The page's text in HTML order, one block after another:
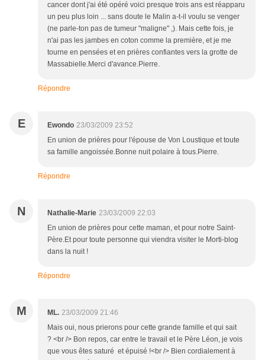
cancer dont j'ai été opéré voici presque trois ans est réapparu
un peu plus loin ... sans doute le Malin a-t-il voulu se venger
(ne parle-ton pas de tumeur "maligne" ,). Mais cette fois, je
n'ai pas les jambes en coton comme la première, et je me
tourne en pensées et en prières confiantes vers la grotte de
Massabielle.Merci d'avance.Pierre.
Répondre
E Ewondo 23/03/2009 23:52
En union de prières pour l'épouse de Von Loustique et toute
sa famille angoissée.Bonne nuit polaire à tous.Pierre.
Répondre
N Nathalie-Marie 23/03/2009 22:03
En union de prières pour cette maman, et pour notre Saint-
Père.Et pour toute personne qui viendra visiter le Morti-blog
dans la nuit !
Répondre
M ML. 23/03/2009 21:46
Mais oui, nous prierons pour cette grande famille et qui sait
? <br /> Bon repos, car entre le travail et le Père Léon, je vois
que vous êtes saturé et épuisé !<br /> Bien cordialement à